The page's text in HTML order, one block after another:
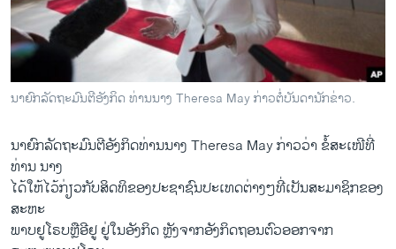
ວິທະຍາສາດ-ເທັກໂນໂລຈີ
ທຸລະກິດ
ພາສາອັງກິດ
ສຽງ
ລາຍການກະຈາຍສຽງ
ລາຍງານ
ຕິດຕາມພວກເຮົາ ທີ່
ນາຍົກລັດຖະມົນຕີອັງກິດ ທ່ານນາງ Theresa May ກ່າວຕໍ່ບັນດານັກຂ່າວ.
ນາຍົກລັດຖະມົນຕີອັງກິດທ່ານ​ນາງ Theresa May ກ່າວ​ວ່າ ​ຂໍ້​ສະ​ເໜີ​ທີ່​
ທ່ານ​ ນາງ​
ໄດ້ໃຫ້​ໄວ້ກ່ຽວ​ກັບ​ສິດທິ​ຂອງ​ປະຊາຊົນ​ປະ​ເທດ​ຕ່າງໆ​ທີ່​ເປັນ​ສະມາຊິກ​ຂອງ
ສະຫະ
ພາບຢູ​ໂຣບຫຼືອີ​ຢູ ຢູ່ໃນ​ອັງກິດ ຫຼັງ​ຈາກ​ອັງ​ກິດ​ຖອນ​ຕົວອອກ​ຈາກ​